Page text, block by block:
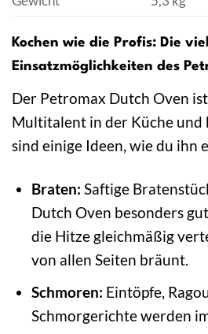
Kochen wie die Profis: Die
Einsatzmöglichkeiten des
Der Petromax Dutch Oven
Multitalent in der Küche und
sind einige Ideen, wie du ihn
Braten: Saftige
Dutch Oven besonders
die Hitze gleichmäßig
von allen Seiten bräunt.
Schmoren: Eintöpfe,
Schmorgerichte werden